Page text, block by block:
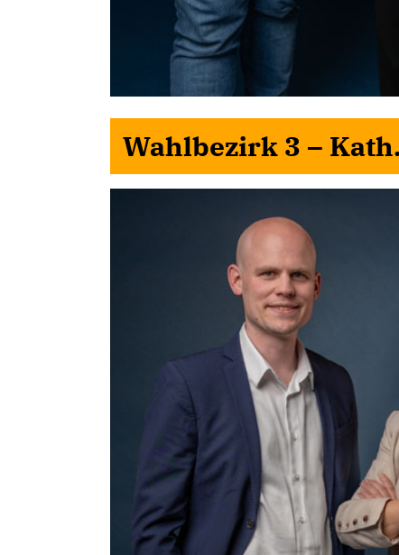
Wahlbezirk 3 –